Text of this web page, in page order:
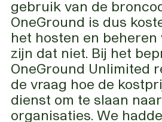
gebruik van de
OneGround is dus
het hosten en beheren
zijn dat niet. Bij het
OneGround Unlimited
de vraag hoe de
dienst om te slaan
organisaties. We